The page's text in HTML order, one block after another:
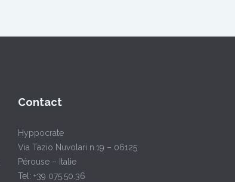
Contact
Hyppocrate
Via Tazio Nuvolari n.19 – 06125
Pérouse – Italie
Tel: +39 075.50.36